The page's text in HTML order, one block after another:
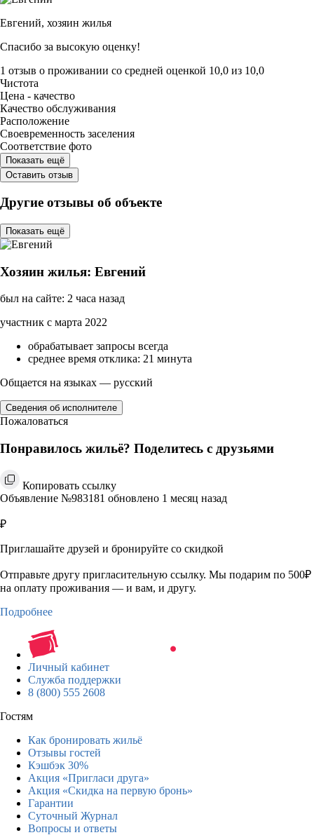
Евгений, хозяин жилья
Спасибо за высокую оценку!
1 отзыв о проживании со средней оценкой 10,0 из 10,0
Чистота
Цена - качество
Качество обслуживания
Расположение
Своевременность заселения
Соответствие фото
Показать ещё
Оставить отзыв
Другие отзывы об объекте
Показать ещё
Хозяин жилья: Евгений
был на сайте: 2 часа назад
участник с марта 2022
обрабатывает запросы всегда
среднее время отклика: 21 минута
Общается на языках — русский
Сведения об исполнителе
Пожаловаться
Понравилось жильё? Поделитесь с друзьями
Копировать ссылку
Объявление №983181 обновлено 1 месяц назад
₽
Приглашайте друзей и бронируйте со скидкой
Отправьте другу пригласительную ссылку. Мы подарим по 500₽
на оплату проживания — и вам, и другу.
Подробнее
Личный кабинет
Служба поддержки
8 (800) 555 2608
Гостям
Как бронировать жильё
Отзывы гостей
Кэшбэк 30%
Акция «Пригласи друга»
Акция «Скидка на первую бронь»
Гарантии
Суточный Журнал
Вопросы и ответы